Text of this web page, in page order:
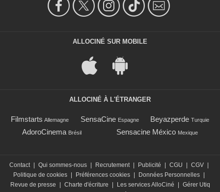
ALLOCINÉ SUR MOBILE
ALLOCINÉ À L'ÉTRANGER
Filmstarts Allemagne SensaCine Espagne Beyazperde Turquie
AdoroCinema Brésil Sensacine México Mexique
Contact Qui sommes-nous Recrutement Publicité CGU CGV
Politique de cookies
Préférences cookies Données Personnelles
Revue de presse
Charte d'écriture Les services AlloCiné
Gérer Utiq